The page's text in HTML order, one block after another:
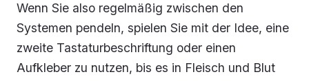
Wenn Sie also regelmäßig zwischen den
Systemen pendeln, spielen Sie mit der Idee, eine
zweite Tastaturbeschriftung oder einen
Aufkleber zu nutzen, bis es in Fleisch und Blut